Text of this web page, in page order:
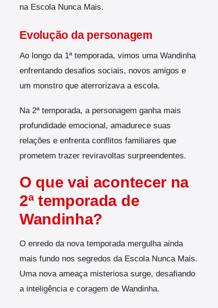
na Escola Nunca Mais.
Evolução da personagem
Ao longo da 1ª temporada, vimos uma Wandinha
enfrentando desafios sociais, novos amigos e
um monstro que aterrorizava a escola.
Na 2ª temporada, a personagem ganha mais
profundidade emocional, amadurece suas
relações e enfrenta conflitos familiares que
prometem trazer reviravoltas surpreendentes.
O que vai acontecer na
2ª temporada de
Wandinha?
O enredo da nova temporada mergulha ainda
mais fundo nos segredos da Escola Nunca Mais.
Uma nova ameaça misteriosa surge, desafiando
a inteligência e coragem de Wandinha.